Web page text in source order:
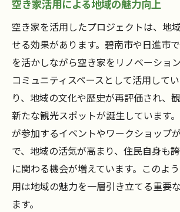
空き家活用による地域の魅力向上
空き家を活用したプロジェクトは、地
せる効果があります。碧南市や日進市
を活かしながら空き家をリノベーショ
コミュニティスペースとして活用して
り、地域の文化や歴史が再評価され、
新たな観光スポットが誕生しています
が参加するイベントやワークショップ
で、地域の活気が高まり、住民自身も
に関わる機会が増えています。このよ
用は地域の魅力を一層引き立てる重要
ます。